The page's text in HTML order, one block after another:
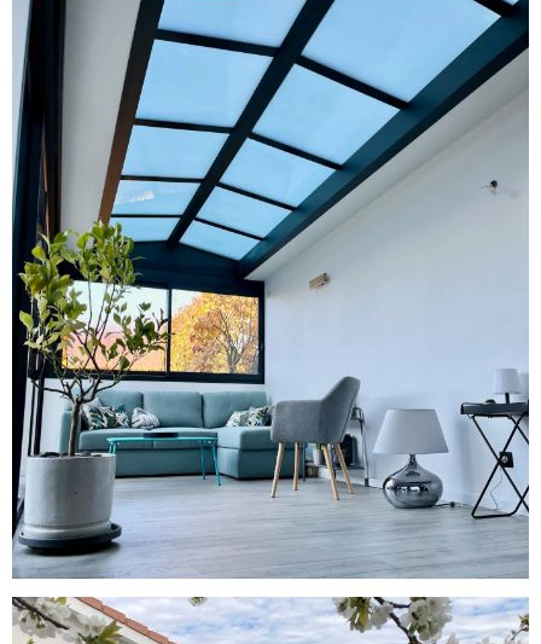
Véranda extension de maison à
toiture plate à Saint-genis-laval